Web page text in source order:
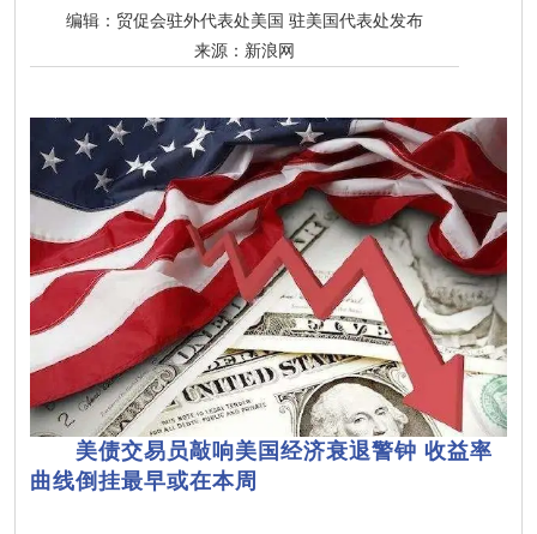
编辑： 贸促会驻外代表处美国 驻美国代表处发布
来源： 新浪网
美债交易员敲响美国经济衰退警钟 收益率
曲线倒挂最早或在本周